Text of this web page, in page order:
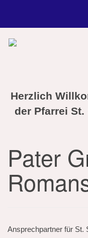
Herzlich
der Pfarrei
Pater
Ansprechpartner für St.